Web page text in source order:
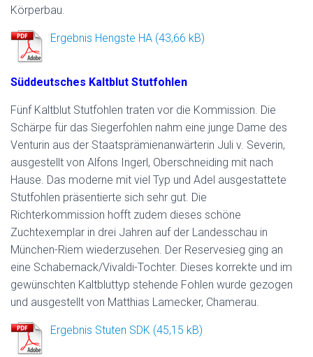
Körperbau.
Ergebnis Hengste HA
Süddeutsches Kaltblut Stutfohlen
Fünf Kaltblut Stutfohlen traten vor die Kommission. Die
Schärpe für das Siegerfohlen nahm eine junge Dame des
Venturin aus der Staatsprämienanwärterin Juli v. Severin,
ausgestellt von Alfons Ingerl, Oberschneiding mit nach
Hause. Das moderne mit viel Typ und Adel ausgestattete
Stutfohlen präsentierte sich sehr gut. Die
Richterkommission hofft zudem dieses schöne
Zuchtexemplar in drei Jahren auf der Landesschau in
München-Riem wiederzusehen. Der Reservesieg ging an
eine Schabernack/Vivaldi-Tochter. Dieses korrekte und im
gewünschten Kaltbluttyp stehende Fohlen wurde gezogen
und ausgestellt von Matthias Lamecker, Chamerau.
Ergebnis Stuten SDK